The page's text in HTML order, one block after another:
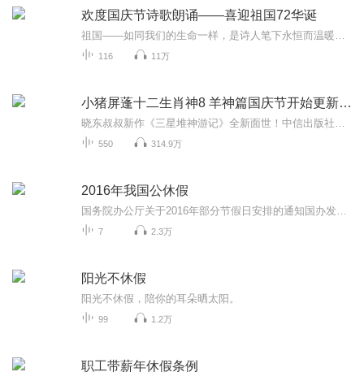
欢度国庆节诗歌朗诵——喜迎祖国72华诞
116 11万
小猪屏蓬十二生肖神8 羊神篇国庆节开始更新啦！
550 314.9万
2016年我国公休假
7 2.3万
阳光不休假
阳光不休假，陪你的耳朵晒太阳。
99 1.2万
职工带薪年休假条例